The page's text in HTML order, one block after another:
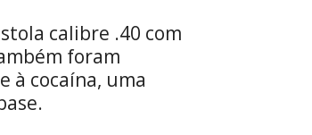
calibre .40 com
foram
à cocaína, uma